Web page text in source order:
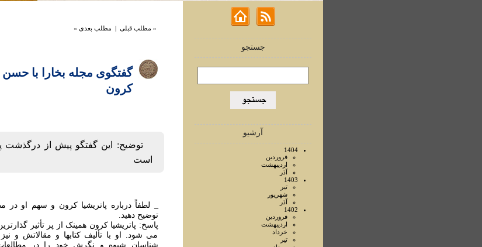
جستجو
آرشیو
1404
فروردين
ارديبهشت
آذر
1403
تير
شهريور
آذر
1402
فروردين
ارديبهشت
خرداد
تير
« مطلب قبلی | مطلب بعدی »
گفتگوی مجله بخارا با حسن
کرون
توضیح: این گفتگو پیش از درگذشت
است
_ لطفاً درباره پاتريشيا کرون و سهم او
توضيح دهيد.
پاسخ: پاتريشيا کرون همینک از پر تأثير
می شود. او با تأليف کتابها و مقالاتش و
شناسان شيوه و نگرش خود را در